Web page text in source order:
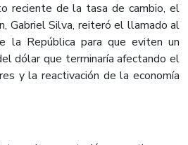
reciente de la tasa de cambio, el
Gabriel Silva, reiteró el llamado al
la República para que eviten un
dólar que terminaría afectando el
y la reactivación de la economía